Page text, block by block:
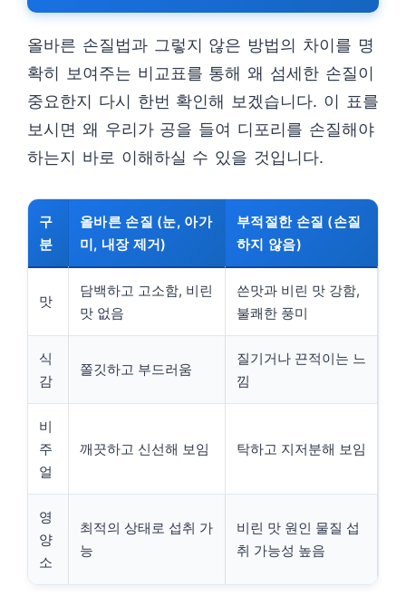
올바른 손질법과 그렇지 않은 방법의 차이를 명
확히 보여주는 비교표를 통해 왜 섬세한 손질이
중요한지 다시 한번 확인해 보겠습니다. 이 표를
보시면 왜 우리가 공을 들여 디포리를 손질해야
하는지 바로 이해하실 수 있을 것입니다.
구
분
올바른 손질 (눈, 아가
미, 내장 제거)
부적절한 손질 (손질
하지 않음)
맛
담백하고 고소함, 비린
맛 없음
쓴맛과 비린 맛 강함,
불쾌한 풍미
식
감
쫄깃하고 부드러움
질기거나 끈적이는 느
낌
비
주
얼
깨끗하고 신선해 보임 탁하고 지저분해 보임
영
양
소
최적의 상태로 섭취 가
능
비린 맛 원인 물질 섭
취 가능성 높음